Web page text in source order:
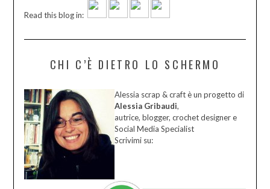
Read this blog in:
CHI C’È DIETRO LO SCHERMO
Alessia scrap & craft è un progetto di
Alessia Gribaudi,
autrice, blogger, crochet designer e
Social Media Specialist
Scrivimi su: